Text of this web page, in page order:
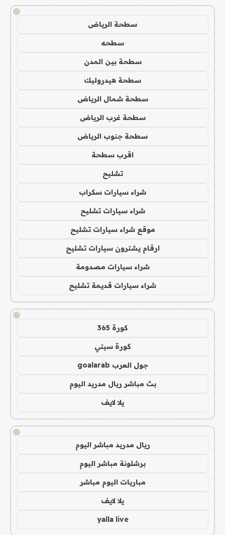
!
سطحة الرياض
سطحه
سطحة بين المدن
سطحة هيدروليك
سطحة شمال الرياض
سطحة غرب الرياض
سطحة جنوب الرياض
اقرب سطحة
تشليح
شراء سيارات سكراب
شراء سيارات تشليح
موقع شراء سيارات تشليح
ارقام يشترون سيارات تشليح
شراء سيارات مصدومة
شراء سيارات قديمة تشليح
!
كورة 365
كورة سيتي
جول العرب goalarab
بث مباشر ريال مدريد اليوم
يلا لايف
!
ريال مدريد مباشر اليوم
برشلونة مباشر اليوم
مباريات اليوم مباشر
يلا لايف
yalla live